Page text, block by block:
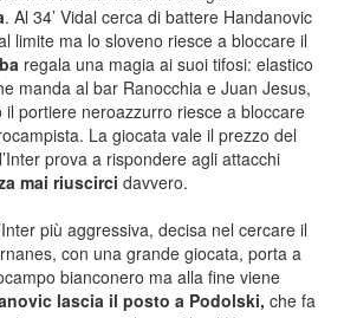
. Al 34’ Vidal cerca di battere Handanovic
limite ma lo sloveno riesce a bloccare il
regala una magia ai suoi tifosi: elastico
manda al bar Ranocchia e Juan Jesus,
portiere neroazzurro riesce a bloccare
La giocata vale il prezzo del
prova a rispondere agli attacchi
mai riuscirci davvero.
più aggressiva, decisa nel cercare il
con una grande giocata, porta a
bianconero ma alla fine viene
lascia il posto a Podolski, che fa